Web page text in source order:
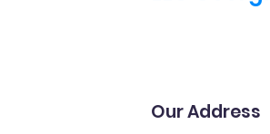
Our Address